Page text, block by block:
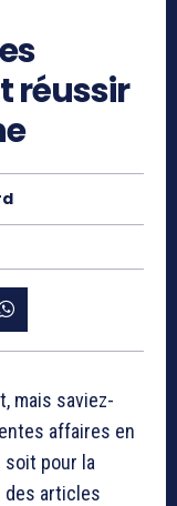
réussir
mais saviez-
affaires en
pour la
des articles